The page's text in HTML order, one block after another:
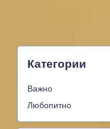
pagination
Категории
Важно
Любопитно